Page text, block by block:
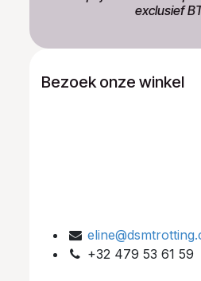
exclusief
Bezoek onze winkel
+32 479 53 61 59